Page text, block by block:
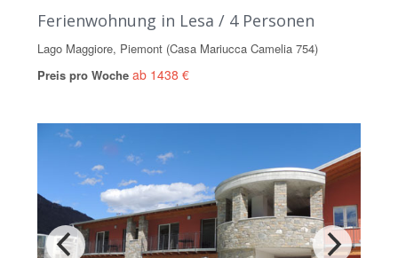
Ferienwohnung in Lesa / 4 Personen
Lago Maggiore, Piemont (Casa Mariucca Camelia 754)
Preis pro Woche ab 1438 €